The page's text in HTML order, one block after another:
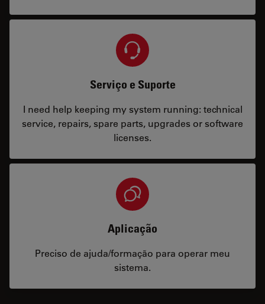
Serviço e Suporte
I need help keeping my system running: technical
service, repairs, spare parts, upgrades or software
licenses.
Aplicação
Preciso de ajuda/formação para operar meu
sistema.